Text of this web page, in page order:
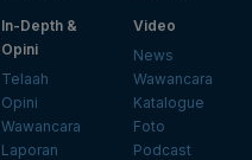
In-Depth &
Opini
Telaah
Opini
Wawancara
Laporan
Video
News
Wawancara
Katalogue
Foto
Podcast